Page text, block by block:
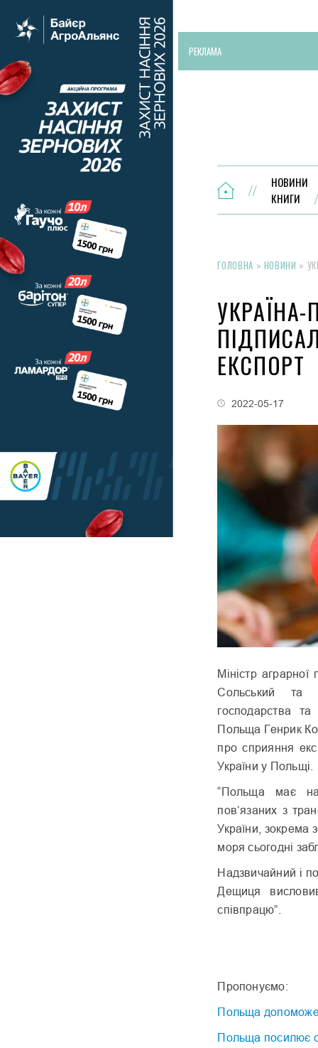
РЕКЛАМА
НОВИНИ
КНИГИ
ГОЛОВНА » НОВИНИ »
ЕКСПОРТ
2022-05-17
Міністр
Сольський та
господарства та
Польща Генрик
про сприяння
України у Польщі.
“Польща має
пов‘язаних з
України, зокрема
моря сьогодні
Надзвичайний і
Дещиця
співпрацю”.
Пропонуємо:
Польща допоможе
Польща посилює